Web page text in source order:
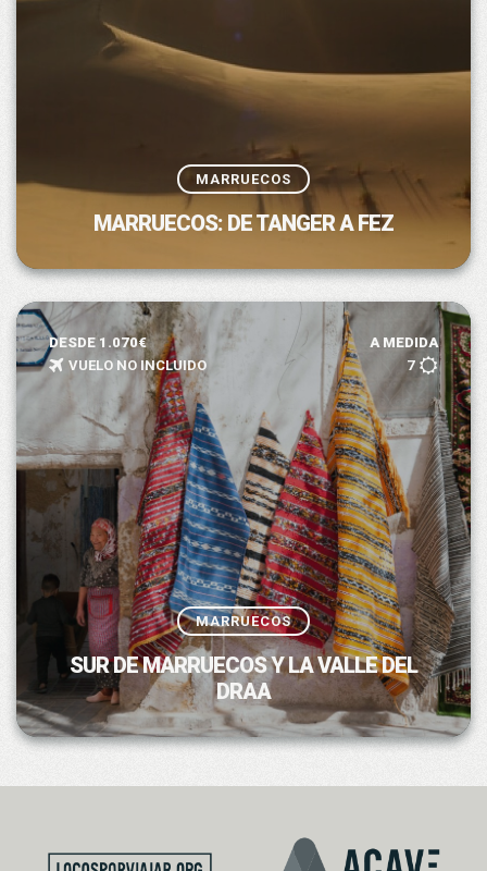
MARRUECOS
MARRUECOS: DE TANGER A FEZ
DESDE 1.070€
A MEDIDA
VUELO NO INCLUIDO
7
MARRUECOS
SUR DE MARRUECOS Y LA VALLE DEL
DRAA